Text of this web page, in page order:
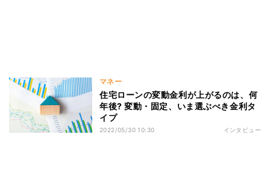
マネー
住宅ローンの変動金利が上がるのは、何
年後? 変動・固定、いま選ぶべき金利タ
イプ
2022/05/30 10:30 インタビュー